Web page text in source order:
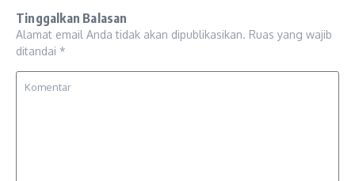
Tinggalkan Balasan
Alamat email Anda tidak akan dipublikasikan. Ruas yang wajib
ditandai *